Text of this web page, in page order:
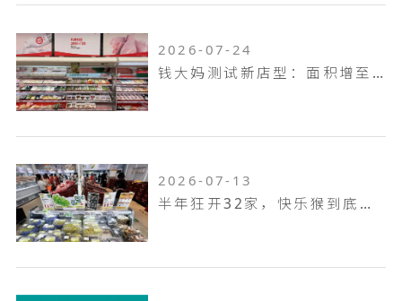
2026-07-24
钱大妈测试新店型：面积增至100平米，扩充熟食烘焙品类，放大自有品牌
2026-07-13
半年狂开32家，快乐猴到底是家什么样的门店